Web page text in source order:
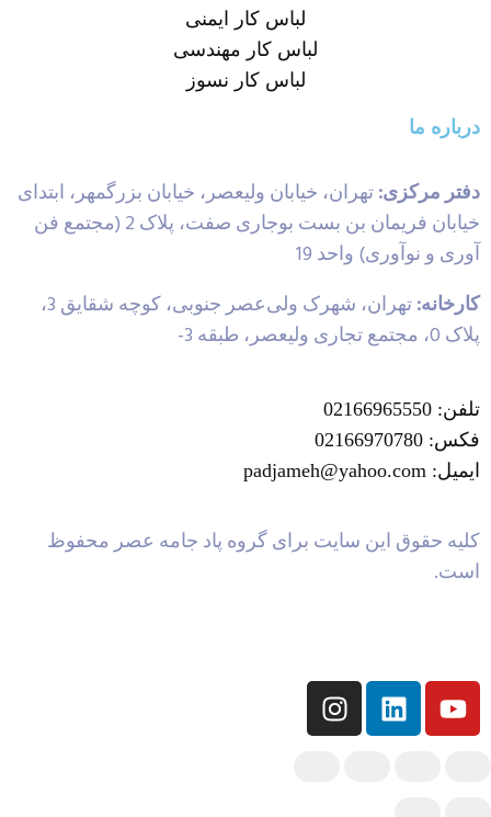
لباس کار ایمنی
لباس کار مهندسی
لباس کار نسوز
درباره ما
دفتر مرکزی:تهران، خیابان ولیعصر، خیابان بزرگمهر، ابتدای
خیابان فریمان بن بست بوجاری صفت، پلاک 2 (مجتمع فن
آوری و نوآوری) واحد 19
کارخانه:
تهران، شهرک ولی‌عصر جنوبی، کوچه شقایق 3،
پلاک 0، مجتمع تجاری ولیعصر، طبقه 3-
تلفن: 02166965550
فکس: 02166970780
ایمیل: padjameh@yahoo.com
کلیه حقوق این سایت برای گروه پاد جامه عصر محفوظ
است.